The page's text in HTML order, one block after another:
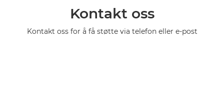
Kontakt oss
Kontakt oss for å få støtte via telefon eller e-post